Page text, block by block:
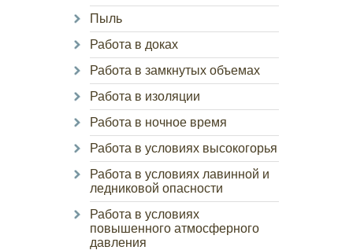
Пыль
Работа в доках
Работа в замкнутых объемах
Работа в изоляции
Работа в ночное время
Работа в условиях высокогорья
Работа в условиях лавинной и
ледниковой опасности
Работа в условиях
повышенного атмосферного
давления